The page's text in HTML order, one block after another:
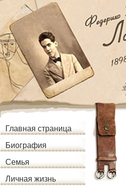
Главная страница
Биография
Семья
Личная жизнь